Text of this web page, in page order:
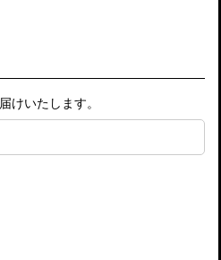
けいたします。